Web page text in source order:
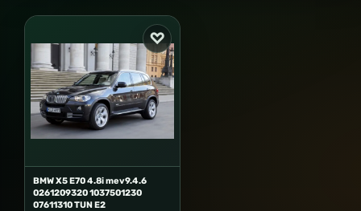
BMW X5 E70 4.8i mev9.4.6
0261209320 1037501230
07611310 TUN E2